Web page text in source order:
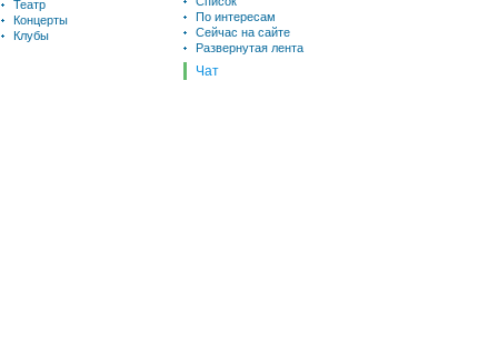
Театр
Концерты
Клубы
По интересам
Сейчас на сайте
Развернутая лента
Чат